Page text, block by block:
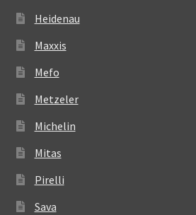
Heidenau
Maxxis
Mefo
Metzeler
Michelin
Mitas
Pirelli
Sava